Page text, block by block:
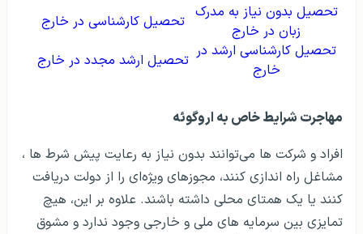
تحصیل بدون نیاز به مدرک
زبان در خارج
تحصیل کارشناسی در خارج
تحصیل کارشناسی ارشد در
خارج
تحصیل ارشد مجدد در خارج
مهاجرت شرایط خاص به اروگوئه
افراد و شرکت ها می‌توانند بدون نیاز به رعایت پیش شرط ها ،
مشاغل راه اندازی کنند، مجوزهای ویژه‌ای را از دولت دریافت
کنند یا یک همتای محلی داشته باشند. علاوه بر این، هیچ
تمایزی بین سرمایه های ملی و خارجی وجود ندارد و مشوق